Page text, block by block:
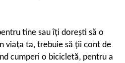
tine sau îți dorești să o
viața ta, trebuie să ții cont de
cumperi o bicicletă, pentru a